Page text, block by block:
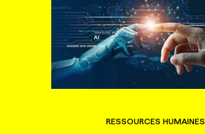
RESSOURCES HUMAINES